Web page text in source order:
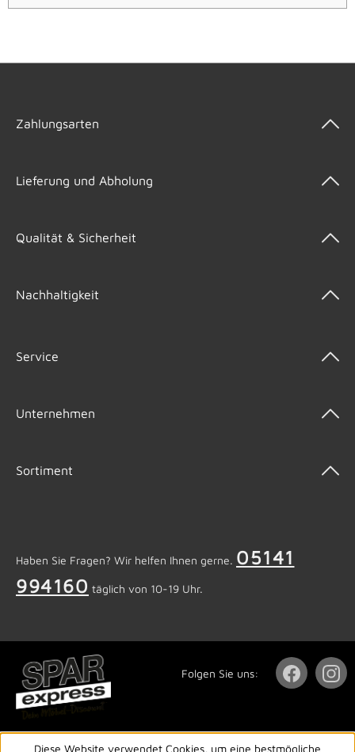
Zahlungsarten
Lieferung und Abholung
Qualität & Sicherheit
Nachhaltigkeit
Service
Unternehmen
Sortiment
Haben Sie Fragen? Wir helfen Ihnen gerne. 05141
994160 täglich von 10-19 Uhr.
Folgen Sie uns:
Diese Website verwendet Cookies, um eine bestmögliche